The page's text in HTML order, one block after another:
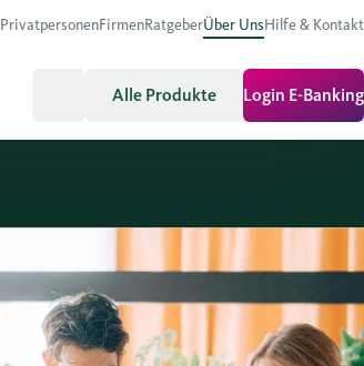
PrivatpersonenFirmenRatgeberÜber UnsHilfe & Kontakt
Alle Produkte Login E-Banking